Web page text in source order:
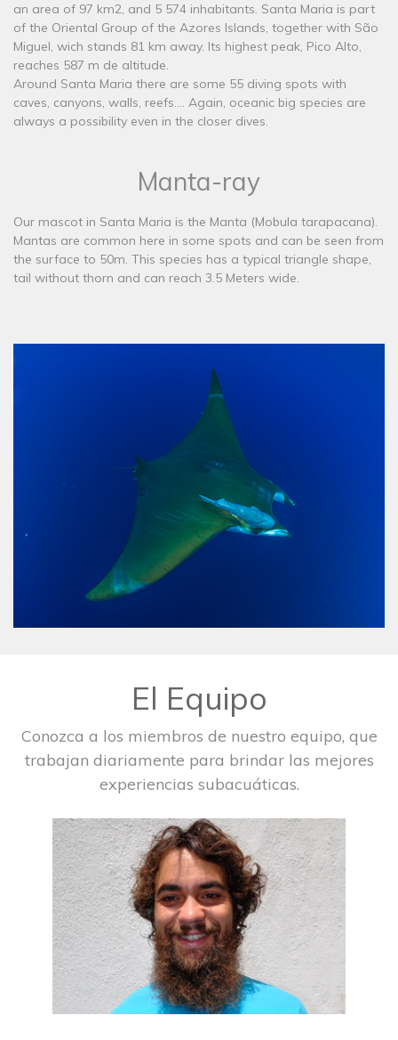
an area of 97 km2, and 5 574 inhabitants. Santa Maria is part
of the Oriental Group of the Azores Islands, together with São
Miguel, wich stands 81 km away. Its highest peak, Pico Alto,
reaches 587 m de altitude.
Around Santa Maria there are some 55 diving spots with
caves, canyons, walls, reefs.... Again, oceanic big species are
always a possibility even in the closer dives.
Manta-ray
​Our mascot in Santa Maria is the Manta (Mobula tarapacana).
Mantas are common here in some spots and can be seen from
the surface to 50m. This species has a typical triangle shape,
tail without thorn and can reach 3.5 Meters wide.
El Equipo
Conozca a los miembros de nuestro equipo, que
trabajan diariamente para brindar las mejores
experiencias subacuáticas.